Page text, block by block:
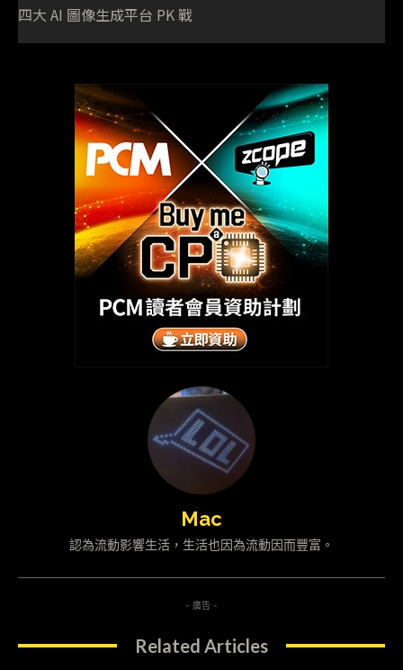
四大 AI 圖像生成平台 PK 戰
Mac
認為流動影響生活，生活也因為流動因而豐富。
- 廣告 -
Related Articles